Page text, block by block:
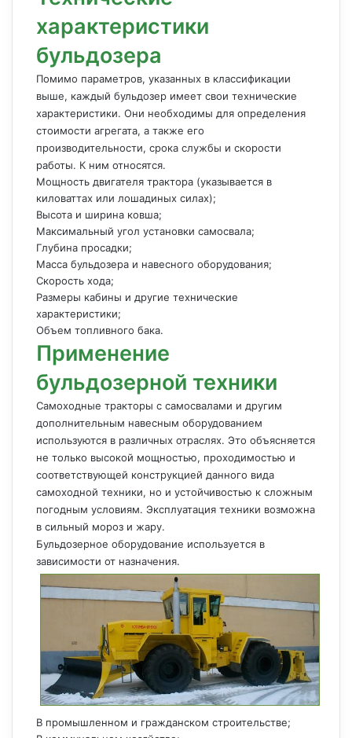
характеристики
бульдозера
Помимо параметров, указанных в классификации
выше, каждый бульдозер имеет свои технические
характеристики. Они необходимы для определения
стоимости агрегата, а также его
производительности, срока службы и скорости
работы. К ним относятся.
Мощность двигателя трактора (указывается в
киловаттах или лошадиных силах);
Высота и ширина ковша;
Максимальный угол установки самосвала;
Глубина просадки;
Масса бульдозера и навесного оборудования;
Скорость хода;
Размеры кабины и другие технические
характеристики;
Объем топливного бака.
Применение
бульдозерной техники
Самоходные тракторы с самосвалами и другим
дополнительным навесным оборудованием
используются в различных отраслях. Это объясняется
не только высокой мощностью, проходимостью и
соответствующей конструкцией данного вида
самоходной техники, но и устойчивостью к сложным
погодным условиям. Эксплуатация техники возможна
в сильный мороз и жару.
Бульдозерное оборудование используется в
зависимости от назначения.
В промышленном и гражданском строительстве;